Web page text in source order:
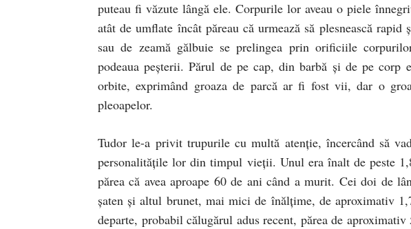
puteau fi văzute lângă ele. Corpurile lor aveau o piele
atât de umflate încât păreau că urmează să plesnească
sau de zeamă gălbuie se prelingea prin orificiile
podeaua peşterii. Părul de pe cap, din barbă şi de pe corp
orbite, exprimând groaza de parcă ar fi fost vii, dar o
pleoapelor.
Tudor le-a privit trupurile cu multă atenţie, încercând să
personalităţile lor din timpul vieţii. Unul era înalt de peste
părea că avea aproape 60 de ani când a murit. Cei doi de
şaten şi altul brunet, mai mici de înălţime, de aproximativ
departe, probabil călugărul adus recent, părea de